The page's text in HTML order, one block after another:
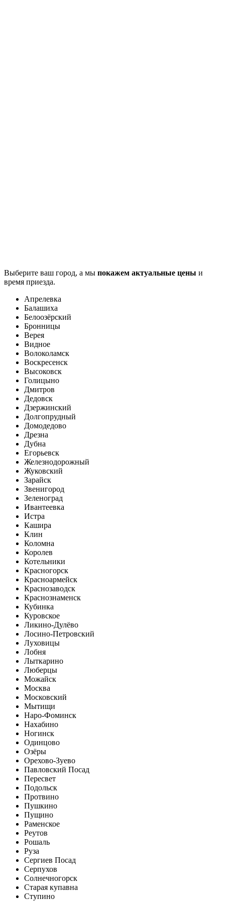
Выберите ваш город, а мы покажем актуальные цены и
время приезда.
Апрелевка
Балашиха
Белоозёрский
Бронницы
Верея
Видное
Волоколамск
Воскресенск
Высоковск
Голицыно
Дмитров
Дедовск
Дзержинский
Долгопрудный
Домодедово
Дрезна
Дубна
Егорьевск
Железнодорожный
Жуковский
Зарайск
Звенигород
Зеленоград
Ивантеевка
Истра
Кашира
Клин
Коломна
Королев
Котельники
Красногорск
Красноармейск
Краснозаводск
Краснознаменск
Кубинка
Куровское
Ликино-Дулёво
Лосино-Петровский
Луховицы
Лобня
Лыткарино
Люберцы
Можайск
Москва
Московский
Мытищи
Наро-Фоминск
Нахабино
Ногинск
Одинцово
Озёры
Орехово-Зуево
Павловский Посад
Пересвет
Подольск
Протвино
Пушкино
Пущино
Раменское
Реутов
Рошаль
Руза
Сергиев Посад
Серпухов
Солнечногорск
Старая купавна
Ступино